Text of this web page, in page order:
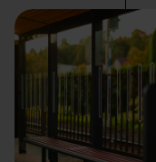
Előző